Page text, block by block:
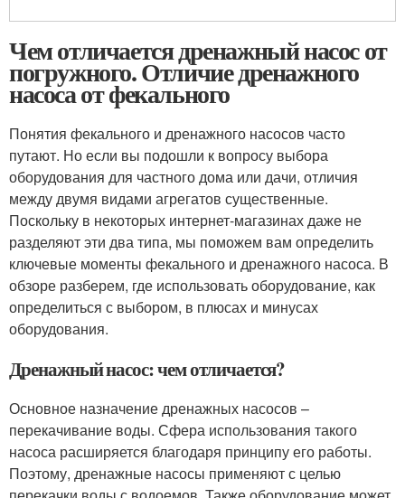
Чем отличается дренажный насос от
погружного. Отличие дренажного
насоса от фекального
Понятия фекального и дренажного насосов часто
путают. Но если вы подошли к вопросу выбора
оборудования для частного дома или дачи, отличия
между двумя видами агрегатов существенные.
Поскольку в некоторых интернет-магазинах даже не
разделяют эти два типа, мы поможем вам определить
ключевые моменты фекального и дренажного насоса. В
обзоре разберем, где использовать оборудование, как
определиться с выбором, в плюсах и минусах
оборудования.
Дренажный насос: чем отличается?
Основное назначение дренажных насосов –
перекачивание воды. Сфера использования такого
насоса расширяется благодаря принципу его работы.
Поэтому, дренажные насосы применяют с целью